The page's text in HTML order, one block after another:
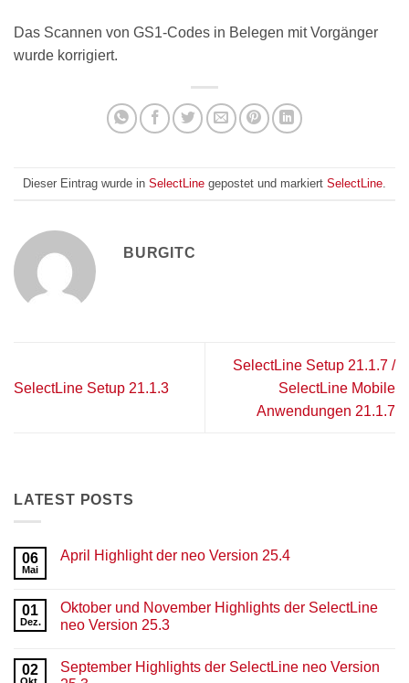
Das Scannen von GS1-Codes in Belegen mit Vorgänger
wurde korrigiert.
Dieser Eintrag wurde in SelectLine gepostet und markiert SelectLine
BURGITC
SelectLine Setup 21.1.3
SelectLine Setup 21.1.7 /
SelectLine Mobile
Anwendungen 21.1.7
LATEST POSTS
06
Mai
April Highlight der neo Version 25.4
April
Highlight
der
25.4
01
Dez.
Oktober und November Highlights der SelectLine
neo Version 25.3
zu
Oktober
02
September Highlights der SelectLine neo Version